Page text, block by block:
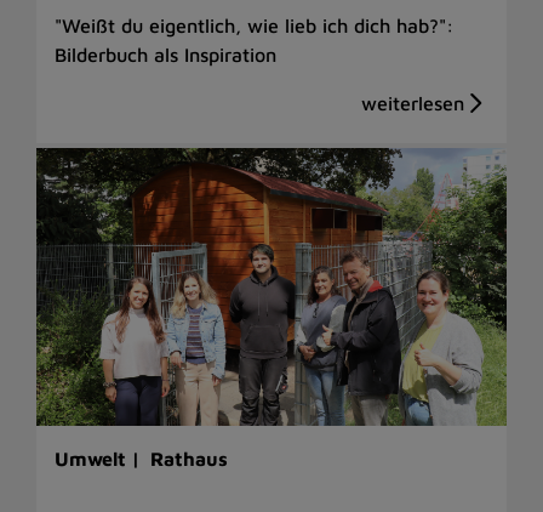
"Weißt du eigentlich, wie lieb ich dich hab?":
Bilderbuch als Inspiration
Umwelt | Rathaus